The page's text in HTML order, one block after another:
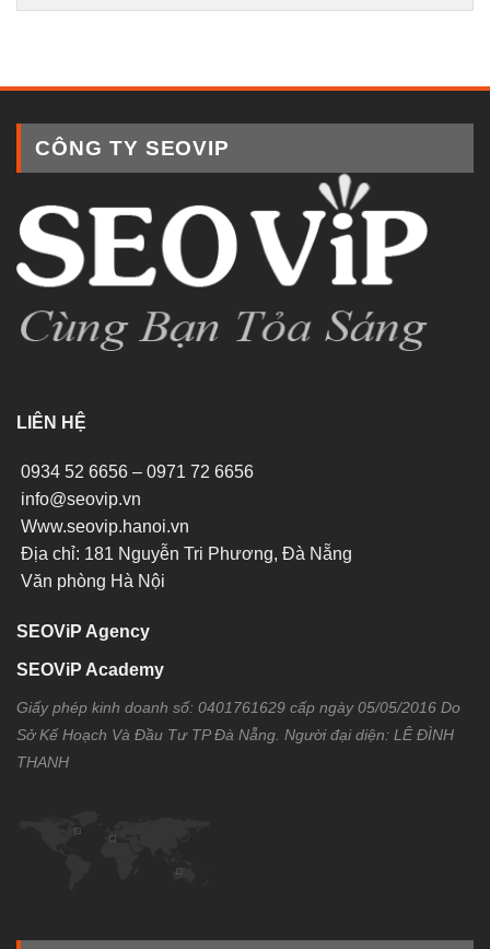
CÔNG TY SEOVIP
LIÊN HỆ
0934 52 6656 – 0971 72 6656
info@seovip.vn
Www.seovip.hanoi.vn
Địa chỉ: 181 Nguyễn Tri Phương, Đà Nẵng
Văn phòng Hà Nội
SEOViP Agency
SEOViP Academy
Giấy phép kinh doanh số: 0401761629 cấp ngày 05/05/2016 Do
Sở Kế Hoạch Và Đầu Tư TP Đà Nẵng. Người đại diện: LÊ ĐÌNH
THANH